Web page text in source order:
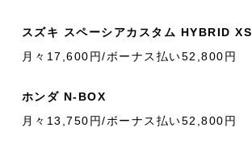
スズキ スペーシアカスタム HYBRID XS
月々17,600円/ボーナス払い52,800円
ホンダ N-BOX
月々13,750円/ボーナス払い52,800円